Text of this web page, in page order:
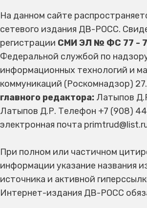
На данном сайте
сетевого издания ДВ-РОСС.
регистрации СМИ ЭЛ № ФС 77 -
Федеральной службой по
информационных технологий и
коммуникаций (Роскомнадзор)
главного редактора: Латыпов
Латыпов Д.Р. Телефон +7 (908)
электронная почта
При полном или частичном
информации указание названия
источника и активной
Интернет-издания ДВ-РОСС